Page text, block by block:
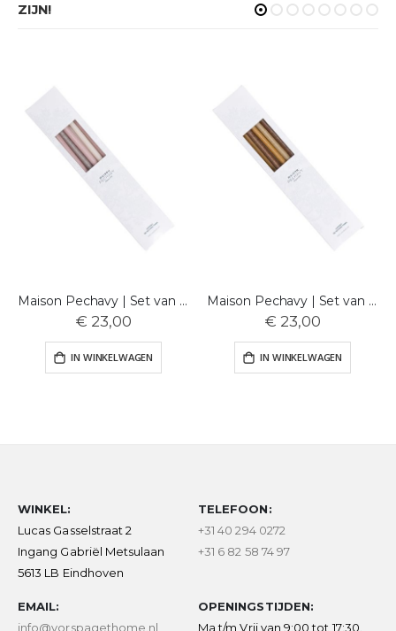
ZIJN!
Maison Pechavy | Set van 10 kaarsjes | Peonie
€ 23,00
IN WINKELWAGEN
Maison Pechavy | Set van 10 kaarsjes | Nude
€ 23,00
IN WINKELWAGEN
WINKEL:
Lucas Gasselstraat 2
Ingang Gabriël Metsulaan
5613 LB Eindhoven
TELEFOON:
+31 40 294 0272
+31 6 82 58 74 97
EMAIL:
info@vorspagethome.nl
OPENINGSTIJDEN:
Ma t/m Vrij van 9:00 tot 17:30.